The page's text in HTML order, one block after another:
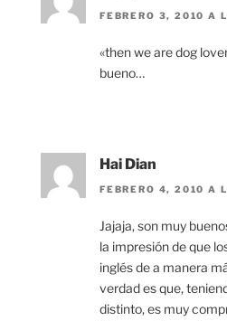
FEBRERO 3, 2010 A
«then we are dog
bueno…
Hai Dian
FEBRERO 4, 2010 A
Jajaja, son muy
la impresión de que
inglés de a manera
verdad es que,
distinto, es muy